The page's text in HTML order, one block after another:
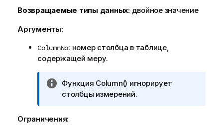
Возвращаемые типы данных: двойное значение
Аргументы:
ColumnNo: номер столбца в таблице,
содержащей меру.
П
р
м
Функция Column() игнорирует
столбцы измерений.
Ограничения: